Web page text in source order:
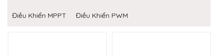
Điều Khiển MPPT Điều Khiển PWM